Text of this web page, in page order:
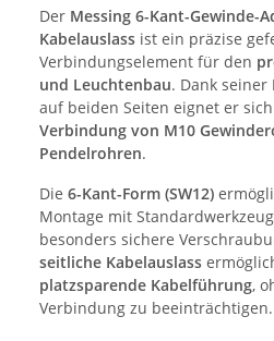
Der Messing 6-Kant-Gewinde-
Kabelauslass ist ein präzise
Verbindungselement für den
und Leuchtenbau. Dank seiner
auf beiden Seiten eignet er
Verbindung von M10
Pendelrohren.
Die 6-Kant-Form (SW12)
Montage mit
besonders sichere
seitliche Kabelauslass
platzsparende Kabelführung,
Verbindung zu beeinträchtigen.